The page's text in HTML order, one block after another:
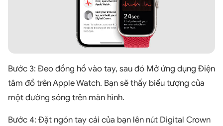
Bước 3: Đeo đồng hồ vào tay, sau đó Mở ứng dụng Điện
tâm đồ trên Apple Watch. Bạn sẽ thấy biểu tượng của
một đường sóng trên màn hình.
Bước 4: Đặt ngón tay cái của bạn lên nút Digital Crown